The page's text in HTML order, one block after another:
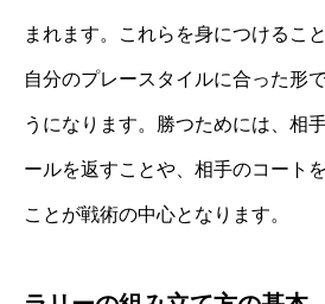
まれます。これらを身につけるこ
自分のプレースタイルに合った形
うになります。勝つためには、相
ールを返すことや、相手のコート
ことが戦術の中心となります。